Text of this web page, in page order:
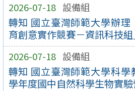
2026-07-18 設備組
轉知 國立臺灣師範大學辦理
育創意實作競賽－資訊科技
2026-07-18 設備組
轉知 國立臺灣師範大學科學
學年度國中自然科學生物實